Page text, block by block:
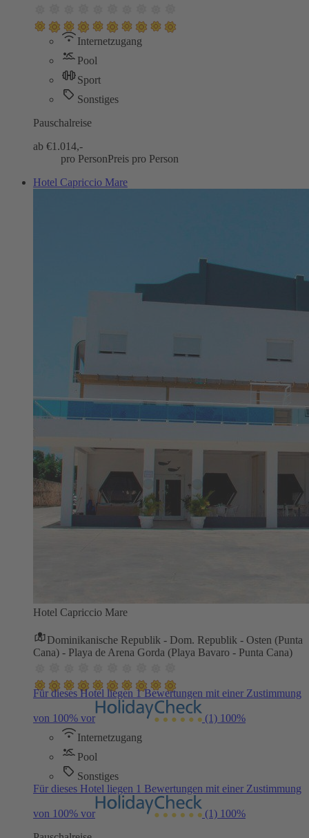
Internetzugang
Pool
Sport
Sonstiges
Pauschalreise
ab €1.014,-
pro PersonPreis pro Person
Hotel Capriccio Mare
Hotel Capriccio Mare
Dominikanische Republik - Dom. Republik - Osten (Punta
Cana) - Playa de Arena Gorda (Playa Bavaro - Punta Cana)
Für dieses Hotel liegen 1 Bewertungen mit einer Zustimmung
von 100% vor (1) 100%
Internetzugang
Pool
Sonstiges
Für dieses Hotel liegen 1 Bewertungen mit einer Zustimmung
von 100% vor (1) 100%